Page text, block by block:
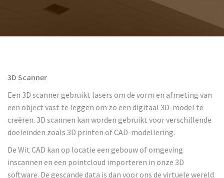
Contact
3D Scanner
Een 3D scanner gebruikt lasers om de vorm en afmeting van
een object vast te leggen om zo een digitaal 3D-model te
creëren. 3D scannen kan worden gebruikt voor verschillende
doeleinden zoals 3D printen of CAD-modellering.
De Wit CAD kan op locatie een gebouw of omgeving
inscannen en een pointcloud importeren in onze 3D
software. De gescande data is dan voor ons de virtuele wereld